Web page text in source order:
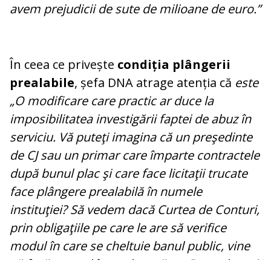
avem prejudicii de sute de milioane de euro.”
În ceea ce privește condiția plângerii
prealabile, șefa DNA atrage atenția că este
„O modificare care practic ar duce la
imposibilitatea investigării faptei de abuz în
serviciu. Vă puteţi imagina că un preşedinte
de CJ sau un primar care împarte contractele
după bunul plac şi care face licitaţii trucate
face plângere prealabilă în numele
instituţiei? Să vedem dacă Curtea de Conturi,
prin obligaţiile pe care le are să verifice
modul în care se cheltuie banul public, vine